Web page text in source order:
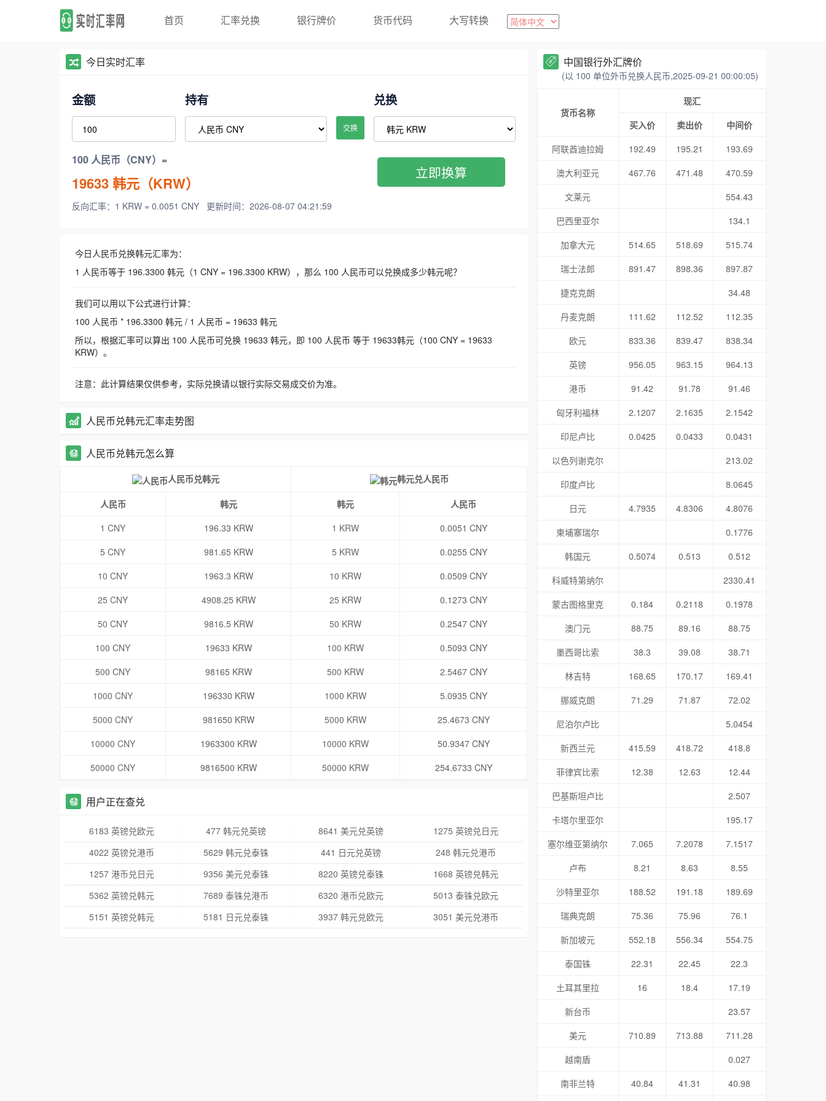
首页 汇率兑换 银行牌价 货币代码 大写转换
今日实时汇率
金额 持有
交换
兑换
100 人民币（CNY）=
19633韩元（KRW）
反向汇率：1 KRW = 0.0051 CNY 更新时间：2026-08-07 04:21:59
立即换算
今日人民币兑换韩元汇率为：
1 人民币等于 196.3300 韩元（1 CNY = 196.3300 KRW），那么 100 人民币可以兑换成多少韩元呢？
我们可以用以下公式进行计算：
100 人民币 * 196.3300 韩元 / 1 人民币 = 19633 韩元
所以，根据汇率可以算出 100 人民币可兑换 19633 韩元，即 100 人民币 等于 19633韩元（100 CNY = 19633
KRW）。
注意：此计算结果仅供参考，实际兑换请以银行实际交易成交价为准。
人民币兑韩元汇率走势图
人民币兑韩元怎么算
人民币兑韩元 韩元兑人民币
人民币 韩元 韩元
人民币
1 CNY
196.33 KRW 1 KRW
0.0051 CNY
5 CNY
981.65 KRW 5 KRW
0.0255 CNY
10 CNY
1963.3 KRW 10 KRW
0.0509 CNY
25 CNY
4908.25 KRW 25 KRW
0.1273 CNY
50 CNY
9816.5 KRW 50 KRW
0.2547 CNY
100 CNY
19633 KRW 100 KRW
0.5093 CNY
500 CNY
98165 KRW 500 KRW
2.5467 CNY
1000 CNY
196330 KRW 1000 KRW
5.0935 CNY
5000 CNY
981650 KRW 5000 KRW
25.4673 CNY
10000 CNY
1963300 KRW 10000 KRW
50.9347 CNY
50000 CNY
9816500 KRW 50000 KRW 254.6733 CNY
用户正在查兑
6183 英镑兑欧元 477 韩元兑英镑 8641 美元兑英镑
1275 英镑兑日元
4022 英镑兑港币
5629 韩元兑泰铢 441 日元兑英镑
248 韩元兑港币
1257 港币兑日元
9356 美元兑泰铢 8220 英镑兑泰铢
1668 英镑兑韩元
5362 英镑兑韩元
7689 泰铢兑港币 6320 港币兑欧元
5013 泰铢兑欧元
5151 英镑兑韩元
5181 日元兑泰铢 3937 韩元兑欧元 3051 美元兑港币
中国银行外汇牌价
(以 100 单位外币兑换人民币,2025-09-21 00:00:05)
货币名称
现汇
买入价
卖出价
中间价
阿联酋迪拉姆
192.49 195.21
193.69
澳大利亚元
467.76 471.48
470.59
文莱元
554.43
巴西里亚尔
134.1
加拿大元
514.65 518.69
515.74
瑞士法郎
891.47 898.36
897.87
捷克克朗
34.48
丹麦克朗
111.62 112.52
112.35
欧元
833.36 839.47
838.34
英镑
956.05 963.15
964.13
港币
91.42 91.78
91.46
匈牙利福林
2.1207 2.1635
2.1542
印尼卢比
0.0425 0.0433
0.0431
以色列谢克尔
213.02
印度卢比
8.0645
日元
4.7935 4.8306
4.8076
柬埔寨瑞尔
0.1776
韩国元
0.5074 0.513
0.512
科威特第纳尔
2330.41
蒙古图格里克
0.184 0.2118
0.1978
澳门元
88.75 89.16
88.75
墨西哥比索
38.3 39.08
38.71
林吉特
168.65 170.17
169.41
挪威克朗
71.29 71.87
72.02
尼泊尔卢比
5.0454
新西兰元
415.59 418.72
418.8
菲律宾比索
12.38 12.63
12.44
巴基斯坦卢比
2.507
卡塔尔里亚尔
195.17
塞尔维亚第纳尔
7.065 7.2078
7.1517
卢布
8.21 8.63
8.55
沙特里亚尔
188.52 191.18
189.69
瑞典克朗
75.36 75.96
76.1
新加坡元
552.18 556.34
554.75
泰国铢
22.31 22.45
22.3
土耳其里拉
16 18.4
17.19
新台币
23.57
美元
710.89 713.88
711.28
越南盾
0.027
南非兰特
40.84 41.31 40.98